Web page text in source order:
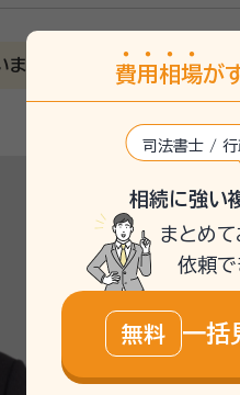
解決方法をご提案します
ます 費用 相場が
司法書士 /
相続に強い
まとめ
依頼で
無料 一括